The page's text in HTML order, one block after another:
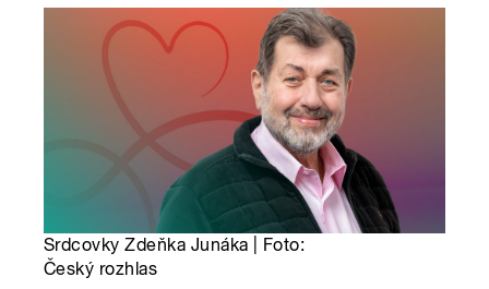
Srdcovky Zdeňka Junáka | Foto:
Český rozhlas